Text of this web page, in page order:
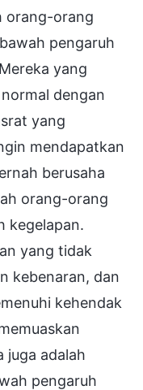
orang-orang
pengaruh
yang
dengan
yang
mendapatkan
berusaha
orang-orang
kegelapan.
yang tidak
kebenaran, dan
kehendak
juga adalah
pengaruh